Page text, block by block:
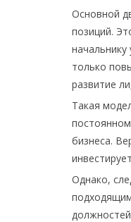
Основной
позиций.
только
развитие
Такая
бизнеса.
Однако,